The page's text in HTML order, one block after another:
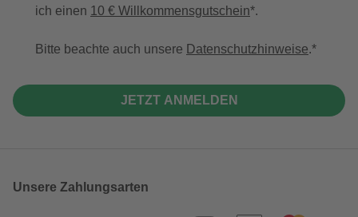
ich einen 10 € Willkommensgutschein*.
Bitte beachte auch unsere Datenschutzhinweise.
JETZT ANMELDEN
Unsere Zahlungsarten